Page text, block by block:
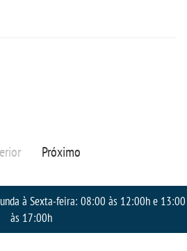
Próximo
à Sexta-feira: 08:00 às 12:00h e 13:00
às 17:00h